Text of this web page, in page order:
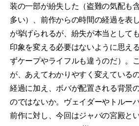
装の一部が紛失した（盗難の気配も
多い）、前作からの時間の経過を表
が挙げられるが、紛失が本当として
印象を変える必要はないように思え
ずケープやライフルも違うのだ）。
が、あえてわかりやすく変えている
経過に加え、ボバが配置される背景
のではないか。ヴェイダーやトルー
前作に対し、今回はジャバの宮殿と